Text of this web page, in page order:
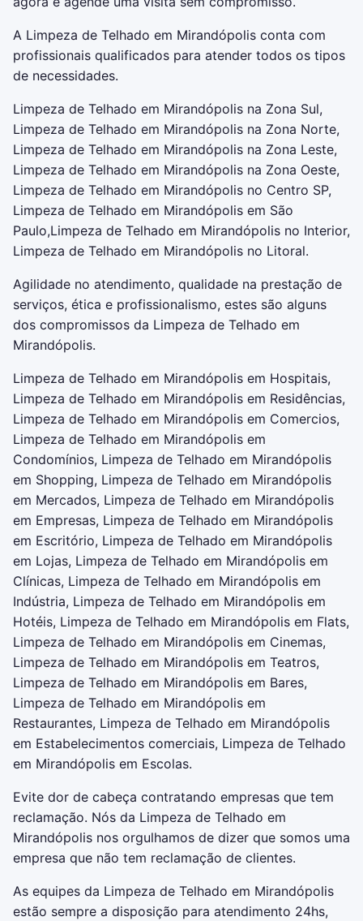
A Limpeza de Telhado em Mirandópolis conta com
profissionais qualificados para atender todos os tipos
de necessidades.
Limpeza de Telhado em Mirandópolis na Zona Sul,
Limpeza de Telhado em Mirandópolis na Zona Norte,
Limpeza de Telhado em Mirandópolis na Zona Leste,
Limpeza de Telhado em Mirandópolis na Zona Oeste,
Limpeza de Telhado em Mirandópolis no Centro SP,
Limpeza de Telhado em Mirandópolis em São
Paulo,Limpeza de Telhado em Mirandópolis no Interior,
Limpeza de Telhado em Mirandópolis no Litoral.
Agilidade no atendimento, qualidade na prestação de
serviços, ética e profissionalismo, estes são alguns
dos compromissos da Limpeza de Telhado em
Mirandópolis.
Limpeza de Telhado em Mirandópolis em Hospitais,
Limpeza de Telhado em Mirandópolis em Residências,
Limpeza de Telhado em Mirandópolis em Comercios,
Limpeza de Telhado em Mirandópolis em
Condomínios, Limpeza de Telhado em Mirandópolis
em Shopping, Limpeza de Telhado em Mirandópolis
em Mercados, Limpeza de Telhado em Mirandópolis
em Empresas, Limpeza de Telhado em Mirandópolis
em Escritório, Limpeza de Telhado em Mirandópolis
em Lojas, Limpeza de Telhado em Mirandópolis em
Clínicas, Limpeza de Telhado em Mirandópolis em
Indústria, Limpeza de Telhado em Mirandópolis em
Hotéis, Limpeza de Telhado em Mirandópolis em Flats,
Limpeza de Telhado em Mirandópolis em Cinemas,
Limpeza de Telhado em Mirandópolis em Teatros,
Limpeza de Telhado em Mirandópolis em Bares,
Limpeza de Telhado em Mirandópolis em
Restaurantes, Limpeza de Telhado em Mirandópolis
em Estabelecimentos comerciais, Limpeza de Telhado
em Mirandópolis em Escolas.
Evite dor de cabeça contratando empresas que tem
reclamação. Nós da Limpeza de Telhado em
Mirandópolis nos orgulhamos de dizer que somos uma
empresa que não tem reclamação de clientes.
As equipes da Limpeza de Telhado em Mirandópolis
estão sempre a disposição para atendimento 24hs,